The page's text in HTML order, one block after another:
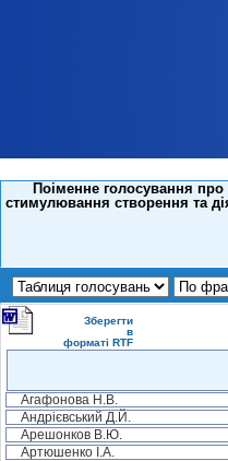
Поіменне голосування
стимулювання створення та
Зберегти
в
форматі RTF
Агафонова Н.В.
Андрієвський Д.Й.
Арешонков В.Ю.
Артюшенко І.А.